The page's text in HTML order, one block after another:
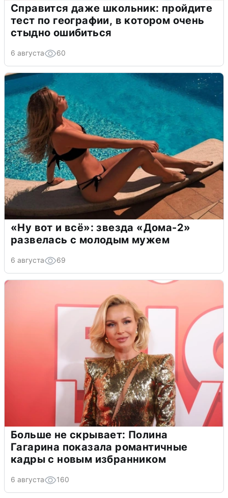
Справится даже школьник: пройдите
тест по географии, в котором очень
стыдно ошибиться
6 августа 60
«Ну вот и всё»: звезда «Дома-2»
развелась с молодым мужем
6 августа 69
Больше не скрывает: Полина
Гагарина показала романтичные
кадры с новым избранником
6 августа 160